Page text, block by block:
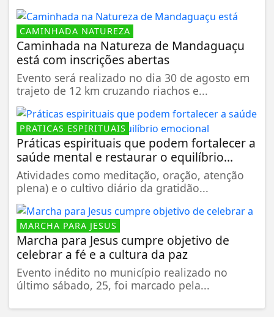
CAMINHADA NATUREZA
Caminhada na Natureza de Mandaguaçu
está com inscrições abertas
Evento será realizado no dia 30 de agosto em
trajeto de 12 km cruzando riachos e...
PRATICAS ESPIRITUAIS
Práticas espirituais que podem fortalecer a
saúde mental e restaurar o equilíbrio...
Atividades como meditação, oração, atenção
plena) e o cultivo diário da gratidão...
MARCHA PARA JESUS
Marcha para Jesus cumpre objetivo de
celebrar a fé e a cultura da paz
Evento inédito no município realizado no
último sábado, 25, foi marcado pela...